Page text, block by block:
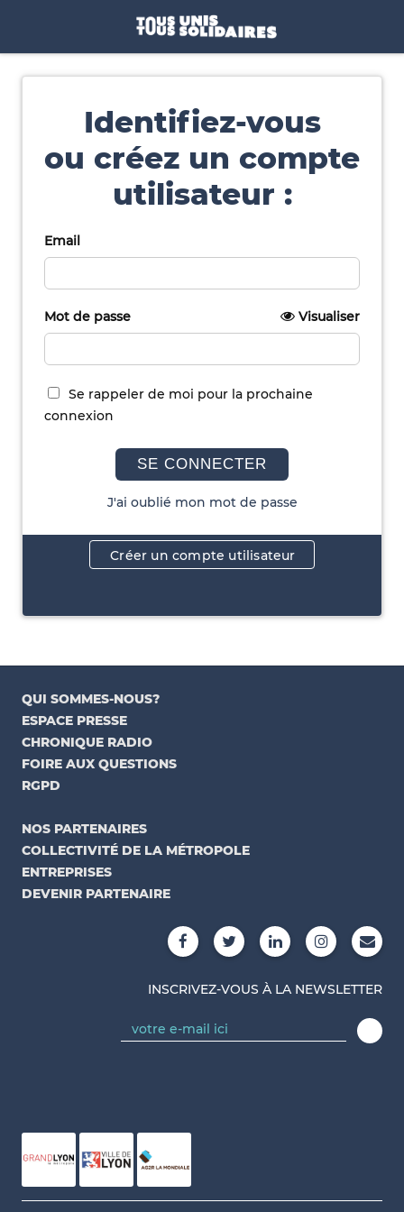
Identifiez-vous
ou créez un compte
utilisateur :
Email
Mot de passe Visualiser
Se rappeler de moi pour la prochaine
connexion
SE CONNECTER
J'ai oublié mon mot de passe
Créer un compte utilisateur
QUI SOMMES-NOUS?
ESPACE PRESSE
CHRONIQUE RADIO
FOIRE AUX QUESTIONS
RGPD
NOS PARTENAIRES
COLLECTIVITÉ DE LA MÉTROPOLE
ENTREPRISES
DEVENIR PARTENAIRE
INSCRIVEZ-VOUS À LA NEWSLETTER